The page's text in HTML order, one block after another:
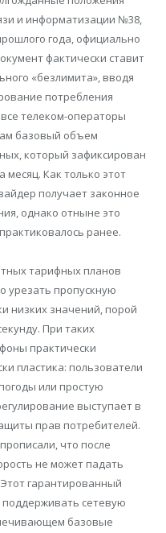
и информатизации №38,
года, официально
фактически ставит
«безлимита», вводя
потребления
телеком-операторы
базовый объем
который зафиксирован
месяц. Как только этот
получает законное
однако отныне это
ранее.
тарифных планов
урезать пропускную
низких значений, порой
При таких
практически
пластика: пользователи
или простую
выступает в
прав потребителей.
что после
не может падать
гарантированный
сетевую
базовые